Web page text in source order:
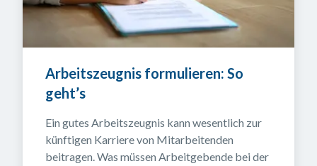
Arbeitszeugnis formulieren: So
geht’s
Ein gutes Arbeitszeugnis kann wesentlich zur
künftigen Karriere von Mitarbeitenden
beitragen. Was müssen Arbeitgebende bei der